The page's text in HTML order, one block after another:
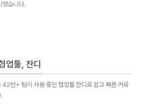
했습니다.
업툴, 잔디
42만+ 팀이 사용 중인 협업툴 잔디로 쉽고 빠른 커뮤